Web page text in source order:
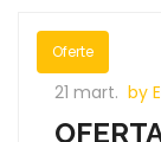
Oferte
21 mart. by